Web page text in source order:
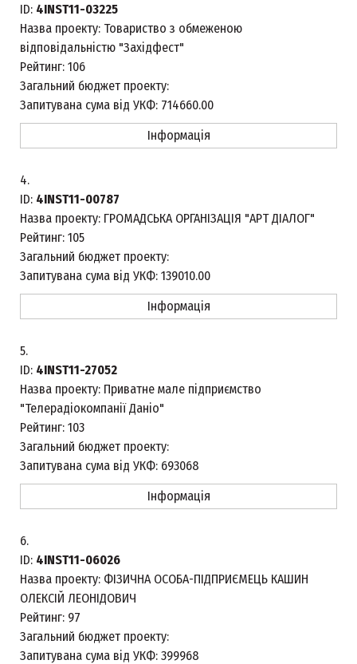
ID: 4INST11-03225
Назва проекту: Товариство з обмеженою
відповідальністю "Західфест"
Рейтинг: 106
Загальний бюджет проекту:
Запитувана сума від УКФ: 714660.00
Інформація
4.
ID: 4INST11-00787
Назва проекту: ГРОМАДСЬКА ОРГАНІЗАЦІЯ "АРТ ДІАЛОГ"
Рейтинг: 105
Загальний бюджет проекту:
Запитувана сума від УКФ: 139010.00
Інформація
5.
ID: 4INST11-27052
Назва проекту: Приватне мале підприємство
"Телерадіокомпанії Даніо"
Рейтинг: 103
Загальний бюджет проекту:
Запитувана сума від УКФ: 693068
Інформація
6.
ID: 4INST11-06026
Назва проекту: ФІЗИЧНА ОСОБА-ПІДПРИЄМЕЦЬ КАШИН
ОЛЕКСІЙ ЛЕОНІДОВИЧ
Рейтинг: 97
Загальний бюджет проекту:
Запитувана сума від УКФ: 399968